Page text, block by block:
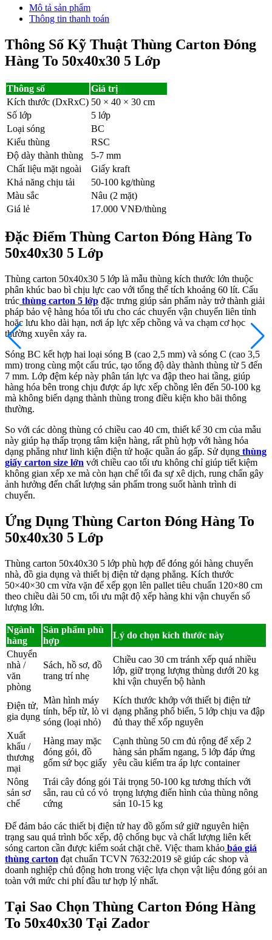
Mô tả sản phẩm
Thông tin thanh toán
Thông Số Kỹ Thuật Thùng Carton Đóng
Hàng To 50x40x30 5 Lớp
Thông số
Giá trị
Kích thước (DxRxC) 50 × 40 × 30 cm
Số lớp
5 lớp
Loại sóng
BC
Kiểu thùng
RSC
Độ dày thành thùng
5-7 mm
Chất liệu mặt ngoài
Giấy kraft
Khả năng chịu tải
50-100 kg/thùng
Màu sắc
Nâu (2 mặt)
Giá lẻ
17.000 VNĐ/thùng
Đặc Điểm Thùng Carton Đóng Hàng To
50x40x30 5 Lớp
Thùng carton 50x40x30 5 lớp là mẫu thùng kích thước lớn thuộc
phân khúc bao bì chịu lực cao với tổng thể tích khoảng 60 lít. Cấu
trúc thùng carton 5 lớp đặc trưng giúp sản phẩm này trở thành giải
pháp bảo vệ hàng hóa tối ưu cho các chuyến vận chuyển liên tỉnh
hoặc lưu kho dài hạn, nơi áp lực xếp chồng và va chạm cơ học
thường xuyên xảy ra.
Sóng BC kết hợp hai loại sóng B (cao 2,5 mm) và sóng C (cao 3,5
mm) trong cùng một cấu trúc, tạo tổng độ dày thành thùng từ 5 đến
7 mm. Lớp đệm kép này phân tán lực va đập theo hai tầng, giúp
hàng hóa bên trong chịu được áp lực xếp chồng lên đến 50-100 kg
mà không biến dạng thành thùng trong điều kiện kho bãi thông
thường.
So với các dòng thùng có chiều cao 40 cm, thiết kế 30 cm của mẫu
này giúp hạ thấp trọng tâm kiện hàng, rất phù hợp với hàng hóa
dạng phẳng như linh kiện điện tử hoặc quần áo gấp. Sử dụng thùng
giấy carton size lớn với chiều cao tối ưu không chỉ giúp tiết kiệm
không gian xếp xe mà còn hạn chế tối đa sự xê dịch, rung chấn gây
ảnh hưởng đến chất lượng sản phẩm trong suốt hành trình di
chuyển.
Ứng Dụng Thùng Carton Đóng Hàng To
50x40x30 5 Lớp
Thùng carton 50x40x30 5 lớp phù hợp để đóng gói hàng chuyển
nhà, đồ gia dụng và thiết bị điện tử dạng phẳng. Kích thước
50×40×30 cm vừa vặn để xếp gọn lên pallet tiêu chuẩn 120×80 cm
theo chiều dài 50 cm, tối ưu mật độ xếp hàng khi vận chuyển số
lượng lớn.
Ngành
hàng
Sản phẩm phù
hợp
Lý do chọn kích thước này
Chuyển
nhà /
văn
phòng
Sách, hồ sơ, đồ
trang trí nhẹ
Chiều cao 30 cm tránh xếp quá nhiều
lớp, giữ trọng lượng thùng dưới 20 kg
khi vận chuyển bộ hành
Điện tử,
gia dụng
Màn hình máy
tính, bếp từ, lò vi
sóng (loại nhỏ)
Kích thước khớp với thiết bị điện tử
dạng phẳng phổ biến, 5 lớp chịu va đập
đủ thay thế xốp nguyên
Xuất
khẩu /
thương
mại
Hàng may mặc
đóng gói, đồ
gốm sứ bọc giấy
Cạnh thùng 50 cm đủ rộng để xếp 2
hàng sản phẩm ngang, 5 lớp đáp ứng
yêu cầu kiểm tra áp lực container
Nông
sản sơ
chế
Trái cây đóng gói
sẵn, rau củ có vỏ
cứng
Tải trọng 50-100 kg tương thích với
trọng lượng điển hình của thùng nông
sản 10-15 kg
Để đảm bảo các thiết bị điện tử hay đồ gốm sứ giữ nguyên hiện
trạng sau quá trình bốc xếp, độ chống bục và chất lượng liên kết
sóng carton cần được kiểm soát chặt chẽ. Việc tham khảo báo giá
thùng carton đạt chuẩn TCVN 7632:2019 sẽ giúp các shop và
doanh nghiệp chủ động hơn trong việc lựa chọn vật liệu đóng gói an
toàn với mức chi phí đầu tư hợp lý nhất.
Tại Sao Chọn Thùng Carton Đóng Hàng
To 50x40x30 Tại Zador